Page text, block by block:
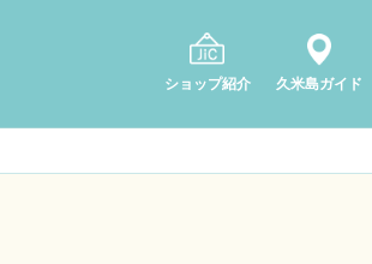
ショップ紹介 久米島ガイド